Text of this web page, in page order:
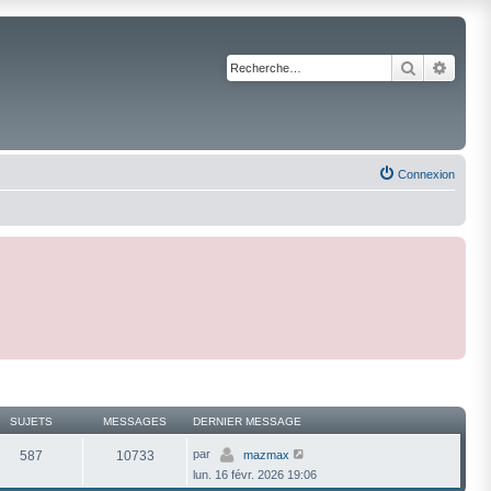
Rechercher
Connexion
SUJETS MESSAGES DERNIER MESSAGE
587 10733 par mazmax
i
lun. 16 févr. 2026 19:06